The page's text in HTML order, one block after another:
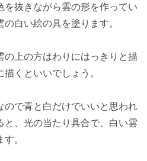
を抜きながら雲の形を作ってい
白い絵の具を塗ります。
の上の方はわりにはっきりと描
くといいでしょう。
ので青と白だけでいいと思われ
と、光の当たり具合で、白い雲
。